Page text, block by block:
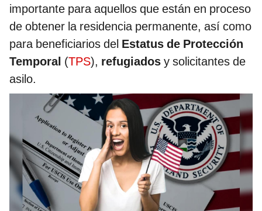
importante para aquellos que están en proceso
de obtener la residencia permanente, así como
para beneficiarios del Estatus de Protección
Temporal (TPS), refugiados y solicitantes de
asilo.